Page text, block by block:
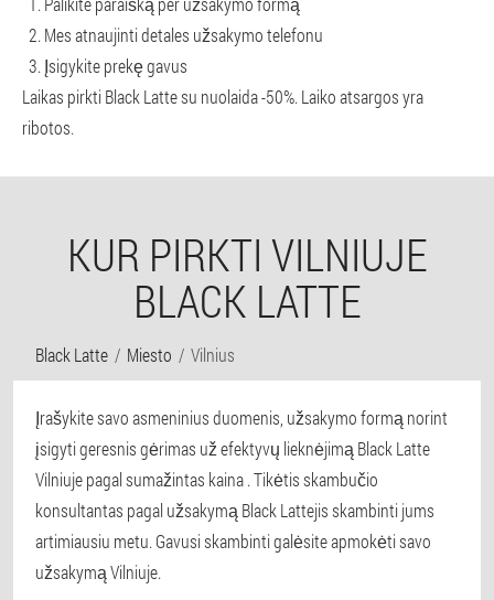
Mes atnaujinti detales užsakymo telefonu
Įsigykite prekę gavus
Laikas pirkti Black Latte su nuolaida -50%. Laiko atsargos yra
ribotos.
KUR PIRKTI VILNIUJE
BLACK LATTE
Black Latte Miesto Vilnius
Įrašykite savo asmeninius duomenis, užsakymo formą norint
įsigyti geresnis gėrimas už efektyvų lieknėjimą Black Latte
Vilniuje pagal sumažintas kaina. Tikėtis skambučio
konsultantas pagal užsakymą Black Lattejis skambinti jums
artimiausiu metu. Gavusi skambinti galėsite apmokėti savo
užsakymą Vilniuje.